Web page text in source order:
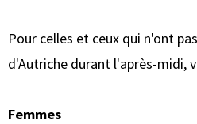
Pour celles et ceux qui n'ont
d'Autriche durant l'après-midi,
Femmes